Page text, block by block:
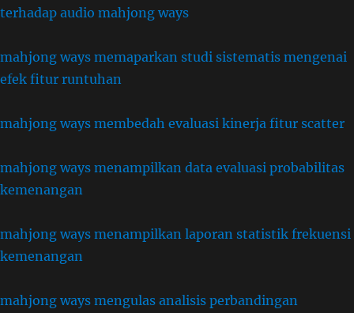
terhadap audio mahjong ways
mahjong ways memaparkan studi sistematis mengenai
efek fitur runtuhan
mahjong ways membedah evaluasi kinerja fitur scatter
mahjong ways menampilkan data evaluasi probabilitas
kemenangan
mahjong ways menampilkan laporan statistik frekuensi
kemenangan
mahjong ways mengulas analisis perbandingan